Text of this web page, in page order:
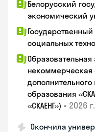
Белорусский
экономический
социальных
некоммерческая
образования
«СКАЕНГ») • 2026 г.
Окончила